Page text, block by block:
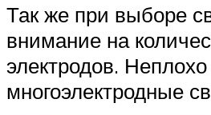
Так же при выборе
внимание на
электродов.
многоэлектродные